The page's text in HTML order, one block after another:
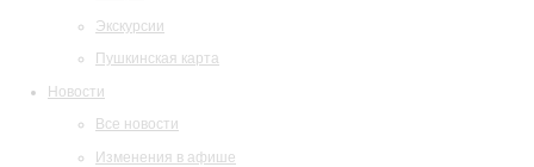
Экскурсии
Пушкинская карта
Новости
Все новости
Изменения в афише